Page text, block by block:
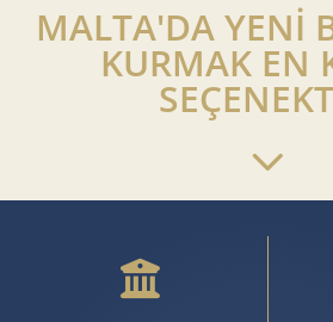
MALTA'DA YENİ
KURMAK EN